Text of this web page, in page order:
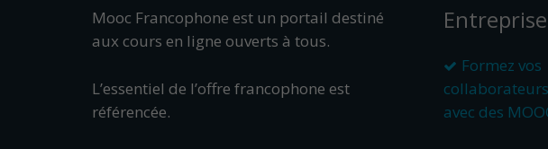
Mooc Francophone est un portail destiné
aux cours en ligne ouverts à tous.
L’essentiel de l’offre francophone est
référencée.
Entreprise
Formez vos
collaborateurs
avec des